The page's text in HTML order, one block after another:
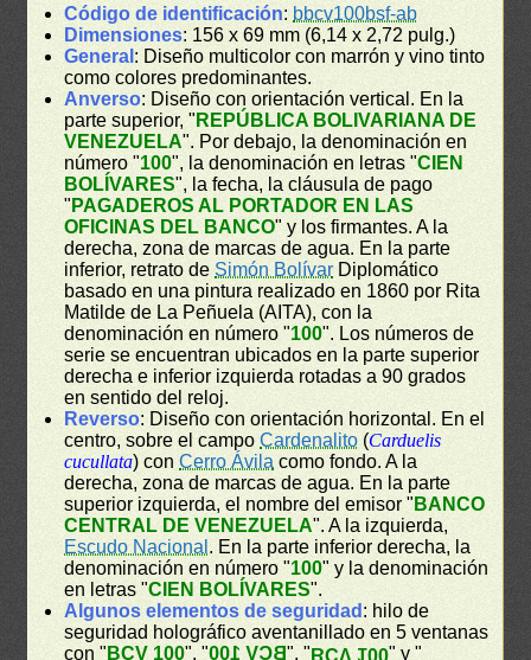
Código de identificación: bbcv100bsf-ab
Dimensiones: 156 x 69 mm (6,14 x 2,72 pulg.)
General : Diseño multicolor con marrón y vino tinto
como colores predominantes.
Anverso: Diseño con orientación vertical. En la
parte superior, " REPÚBLICA BOLIVARIANA DE
VENEZUELA". Por debajo, la denominación en
número "100", la denominación en letras "CIEN
BOLÍVARES", la fecha, la cláusula de pago
" PAGADEROS AL PORTADOR EN LAS
OFICINAS DEL BANCO" y los firmantes. A la
derecha, zona de marcas de agua. En la parte
inferior, retrato deSimón Bolívar Diplomático
basado en una pintura realizado en 1860 por Rita
Matilde de La Peñuela (AITA), con la
denominación en número "100". Los números de
serie se encuentran ubicados en la parte superior
derecha e inferior izquierda rotadas a 90 grados
en sentido del reloj.
Reverso: Diseño con orientación horizontal. En el
centro, sobre el campoCardenalito (Carduelis
cucullata) conCerro Ávila como fondo. A la
derecha, zona de marcas de agua. En la parte
superior izquierda, el nombre del emisor " BANCO
CENTRAL DE VENEZUELA". A la izquierda,
Escudo Nacional . En la parte inferior derecha, la
denominación en número "100" y la denominación
en letras "CIEN BOLÍVARES".
Algunos elementos de seguridad : hilo de
seguridad holográfico aventanillado en 5 ventanas
con " BCV 100", "BCV 100", "BCV 100" y "